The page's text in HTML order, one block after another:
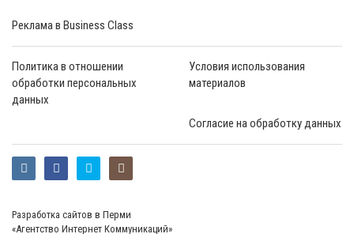
Реклама в Business Class
Политика в отношении
обработки персональных
данных
Условия использования
материалов
Согласие на обработку данных
Разработка сайтов в Перми
«Агентство Интернет Коммуникаций»